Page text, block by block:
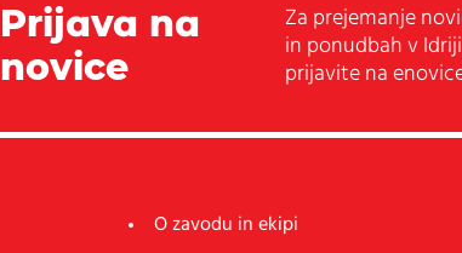
Prijava na
novice
Za prejemanje
in ponudbah v
prijavite na
O zavodu in ekipi